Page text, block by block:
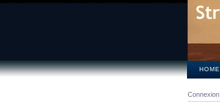
HOME
Connexion